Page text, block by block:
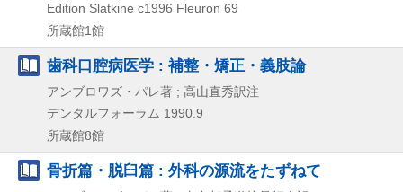
Edition Slatkine c1996 Fleuron 69
所蔵館1館
歯科口腔病医学 : 補整・矯正・義肢論
アンブロワズ・パレ著 ; 高山直秀訳注
デンタルフォーラム 1990.9
所蔵館8館
骨折篇・脱臼篇 : 外科の源流をたずねて